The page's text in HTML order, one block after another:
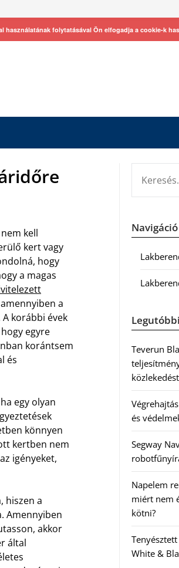
kell
kert vagy
hogy
a magas
a
korábbi évek
egyre
korántsem
és
egy olyan
könnyen
kertben nem
igényeket,
hiszen a
Amennyiben
akkor
által
Navigáció
Teverun
közlekedést
és
Segway
Napelem
miért nem
kötni?
White &
használatának folytatásával Ön elfogadja a cookie-k